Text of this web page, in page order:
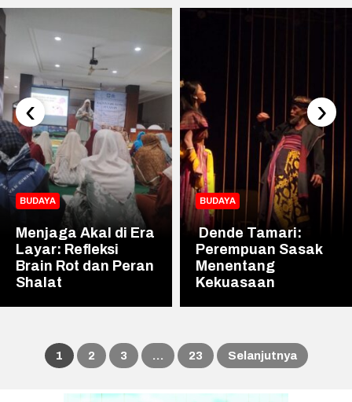
BUDAYA
Menjaga Akal di Era
Layar: Refleksi
Brain Rot dan Peran
Shalat
BUDAYA
Dende Tamari:
Perempuan Sasak
Menentang
Kekuasaan
‹ ›
Paginasi
1 2 3 … 23 Selanjutnya